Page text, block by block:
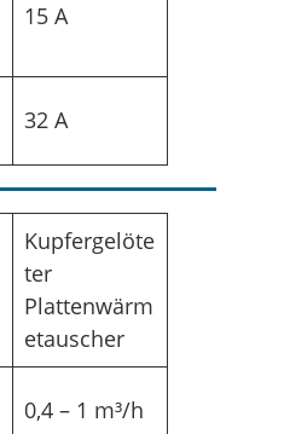
15 A
32 A
Kupfergelöte
ter
Plattenwärm
etauscher
0,4 – 1 m³/h